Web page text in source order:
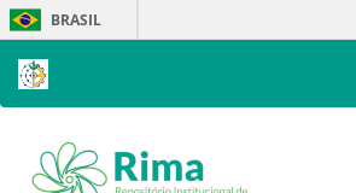
Skip
navigation
BRASIL